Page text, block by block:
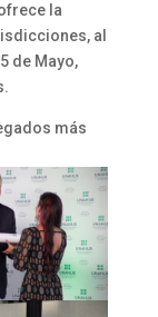
la
al
de Mayo,
más